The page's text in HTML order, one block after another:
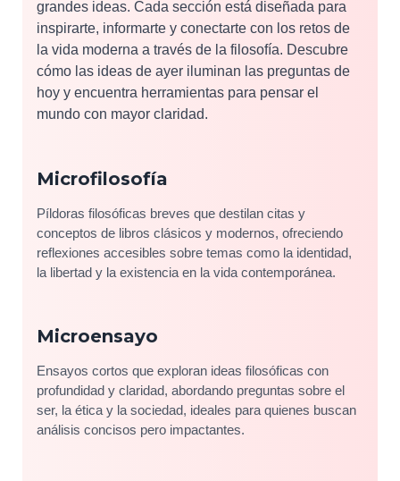
grandes ideas. Cada sección está diseñada para
inspirarte, informarte y conectarte con los retos de
la vida moderna a través de la filosofía. Descubre
cómo las ideas de ayer iluminan las preguntas de
hoy y encuentra herramientas para pensar el
mundo con mayor claridad.
Microfilosofía
Píldoras filosóficas breves que destilan citas y
conceptos de libros clásicos y modernos, ofreciendo
reflexiones accesibles sobre temas como la identidad,
la libertad y la existencia en la vida contemporánea.
Microensayo
Ensayos cortos que exploran ideas filosóficas con
profundidad y claridad, abordando preguntas sobre el
ser, la ética y la sociedad, ideales para quienes buscan
análisis concisos pero impactantes.